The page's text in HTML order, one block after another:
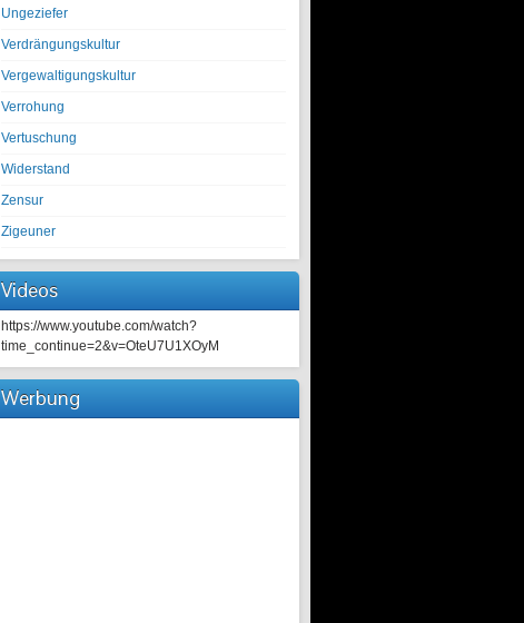
Ungeziefer
Verdrängungskultur
Vergewaltigungskultur
Verrohung
Vertuschung
Widerstand
Zensur
Zigeuner
Videos
https://www.youtube.com/watch?
time_continue=2&v=OteU7U1XOyM
Werbung